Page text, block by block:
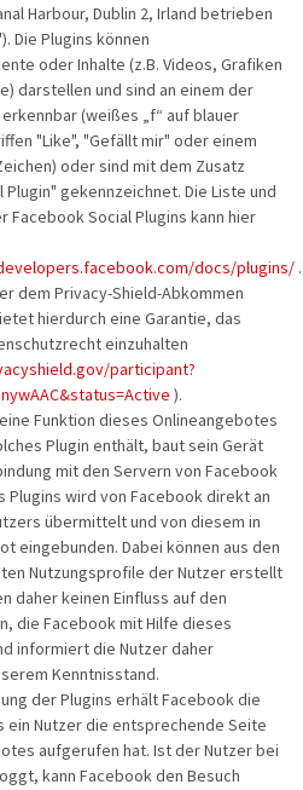
Harbour, Dublin 2, Irland betrieben
Die Plugins können
oder Inhalte (z.B. Videos, Grafiken
darstellen und sind an einem der
(weißes „f“ auf blauer
"Like", "Gefällt mir" oder einem
oder sind mit dem Zusatz
Plugin" gekennzeichnet. Die Liste und
Facebook Social Plugins kann hier
docs/plugins/ .
dem Privacy-Shield-Abkommen
hierdurch eine Garantie, das
einzuhalten
participant?
).
Funktion dieses Onlineangebotes
Plugin enthält, baut sein Gerät
mit den Servern von Facebook
Plugins wird von Facebook direkt an
übermittelt und von diesem in
eingebunden. Dabei können aus den
Nutzungsprofile der Nutzer erstellt
daher keinen Einfluss auf den
die Facebook mit Hilfe dieses
informiert die Nutzer daher
Kenntnisstand.
der Plugins erhält Facebook die
ein Nutzer die entsprechende Seite
aufgerufen hat. Ist der Nutzer bei
kann Facebook den Besuch